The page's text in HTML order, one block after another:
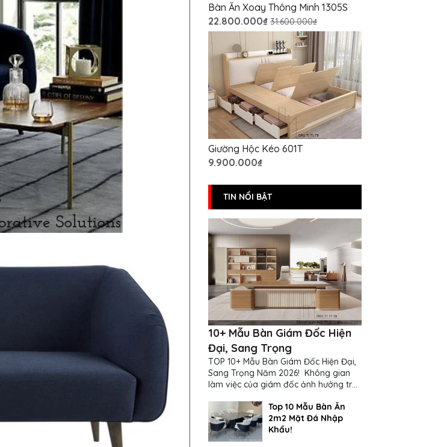
Bàn Ăn Xoay Thông Minh 1305S
22.800.000₫ 31.600.000₫
Giường Hộc Kéo 601T
9.900.000₫
TIN NỔI BẬT
10+ Mẫu Bàn Giám Đốc Hiện
Đại, Sang Trọng
TOP 10+ Mẫu Bàn Giám Đốc Hiện Đại,
Sang Trọng Năm 2026! Không gian
làm việc của giám đốc ảnh hưởng trực
Top 10 Mẫu Bàn Ăn
2m2 Mặt Đá Nhập
Khẩu!